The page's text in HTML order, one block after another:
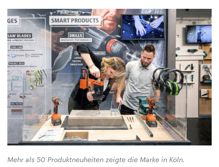
Mehr als 50 Produktneuheiten zeigte die Marke in Köln.